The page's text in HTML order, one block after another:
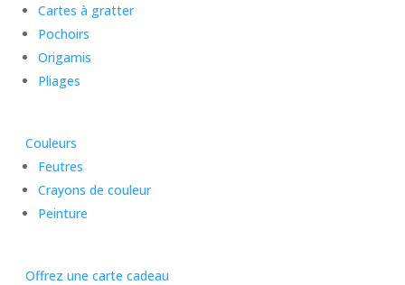
Cartes à gratter
Pochoirs
Origamis
Pliages
Couleurs
Feutres
Crayons de couleur
Peinture
Offrez une carte cadeau